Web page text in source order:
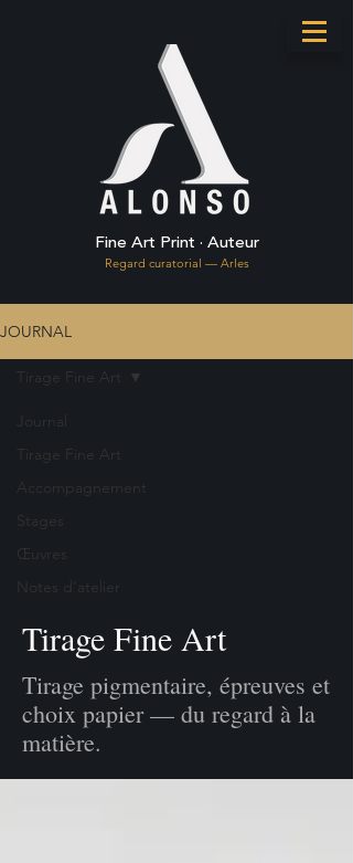
Fine Art Print · Auteur
Regard curatorial — Arles
JOURNAL
Journal
Tirage Fine Art
Accompagnement
Stages
Œuvres
Notes d’atelier
Tirage Fine Art
Tirage Fine Art
Tirage pigmentaire, épreuves et
choix papier — du regard à la
matière.